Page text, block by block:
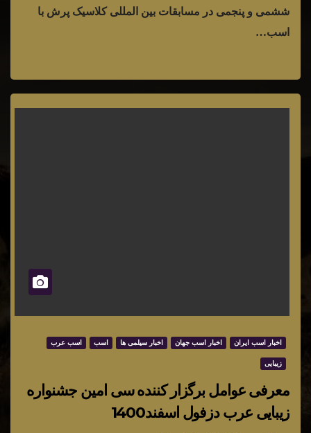
ششمی و پنجمی در مسابقات بین المللی کلاسیک پرش با
اسب…
اخبار اسب ایران اخبار اسب جهان اخبار سیلمی ها اسب اسب عرب
زیبایی
معرفی عوامل برگزار کننده سی امین جشنواره
زیبایی عرب دزفول اسفند1400